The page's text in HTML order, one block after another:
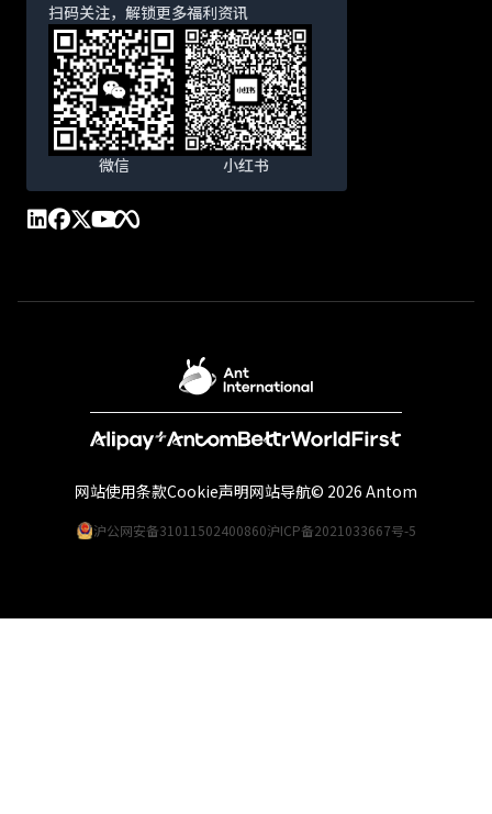
扫码关注，解锁更多福利资讯
微信 小红书
沪公网安备31011502400860沪ICP备2021033667号-5
网站使用条款Cookie声明网站导航© 2026 Antom